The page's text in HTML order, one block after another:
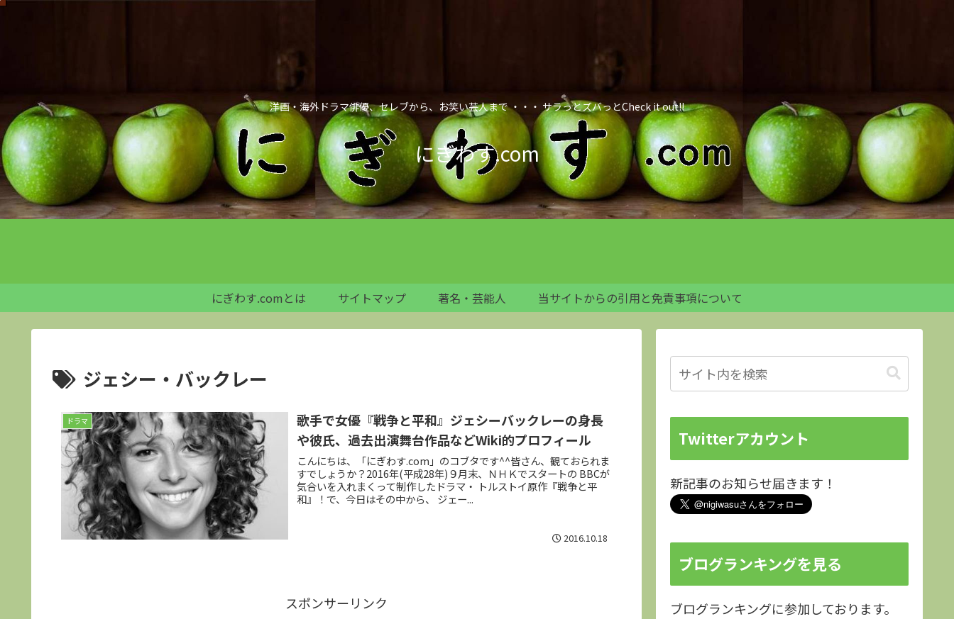
洋画・海外ドラマ俳優、セレブから、お笑い芸人まで ・・・ サラっとズバっとCheck it out!!
にぎわす.com
にぎわす.comとは サイトマップ 著名・芸能人 当サイトからの引用と免責事項について
ジェシー・バックレー
ドラマ
歌手で女優『戦争と平和』ジェシーバックレーの身長
や彼氏、過去出演舞台作品などWiki的プロフィール
こんにちは、「にぎわす.com」のコブタです^^皆さん、観ておられま
すでしょうか？2016年(平成28年)９月末、ＮＨＫでスタートの BBCが
気合いを入れまくって制作したドラマ・ トルストイ原作『戦争と平
和』！で、今日はその中から、 ジェー...
2016.10.18
スポンサーリンク
Twitterアカウント
新記事のお知らせ届きます！
ブログランキングを見る
ブログランキングに参加しております。